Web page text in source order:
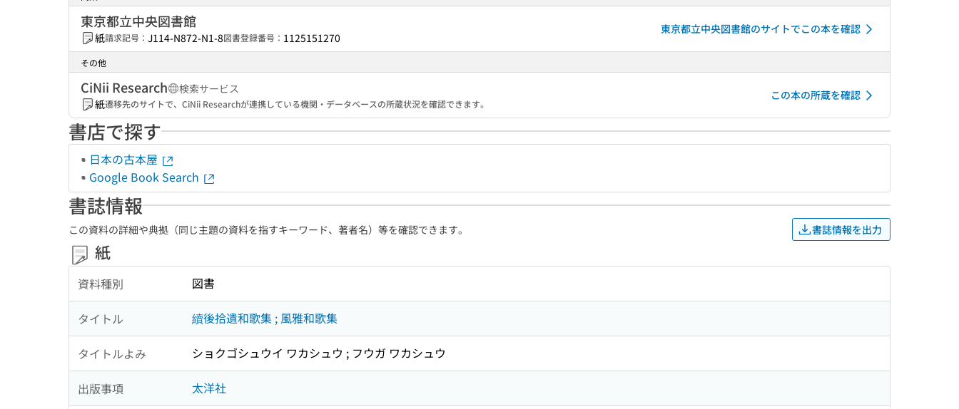
東京都立中央図書館
紙請求記号： J114-N872-N1-8図書登録番号： 1125151270
東京都立中央図書館のサイトでこの本を確認
その他
CiNii Research
検索サービス
紙遷移先のサイトで、CiNii Researchが連携している機関・データベースの所蔵状況を確認できます。
この本の所蔵を確認
書店で探す
日本の古本屋
Google Book Search
書誌情報
この資料の詳細や典拠（同じ主題の資料を指すキーワード、著者名）等を確認できます。 書誌情報を出力
紙
資料種別 図書
タイトル 續後拾遺和歌集 ; 風雅和歌集
タイトルよみ ショクゴシュウイ ワカシュウ ; フウガ ワカシュウ
出版事項 太洋社